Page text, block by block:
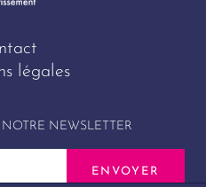
légales
NEWSLETTER